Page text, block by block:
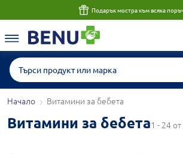
Подарък мостра към всяка
Начало Витамини за бебета
Витамини за бебета1 - 24